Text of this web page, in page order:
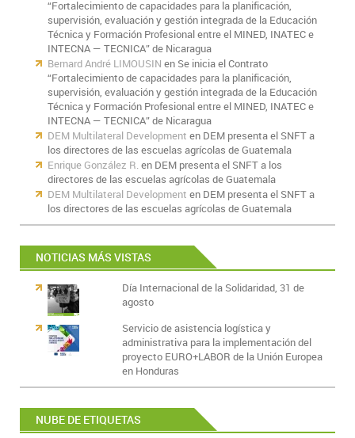
“Fortalecimiento de capacidades para la planificación,
supervisión, evaluación y gestión integrada de la Educación
Técnica y Formación Profesional entre el MINED, INATEC e
INTECNA — TECNICA” de Nicaragua
Bernard André LIMOUSIN en Se inicia el Contrato
“Fortalecimiento de capacidades para la planificación,
supervisión, evaluación y gestión integrada de la Educación
Técnica y Formación Profesional entre el MINED, INATEC e
INTECNA — TECNICA” de Nicaragua
DEM Multilateral Development en DEM presenta el SNFT a
los directores de las escuelas agrícolas de Guatemala
Enrique González R.en DEM presenta el SNFT a los
directores de las escuelas agrícolas de Guatemala
DEM Multilateral Development en DEM presenta el SNFT a
los directores de las escuelas agrícolas de Guatemala
NOTICIAS MÁS VISTAS
Día Internacional de la Solidaridad, 31 de
agosto
Servicio de asistencia logística y
administrativa para la implementación del
proyecto EURO+LABOR de la Unión Europea
en Honduras
NUBE DE ETIQUETAS